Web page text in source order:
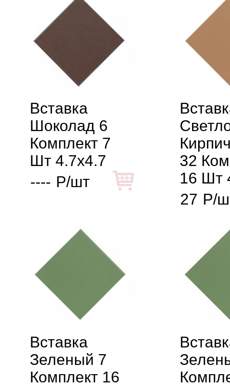
Вставка
Шоколад 6
Комплект 7
Шт 4.7x4.7
---- Р/шт
32
16 Шт
27 Р/
Вставка
Зеленый 7
Комплект 16